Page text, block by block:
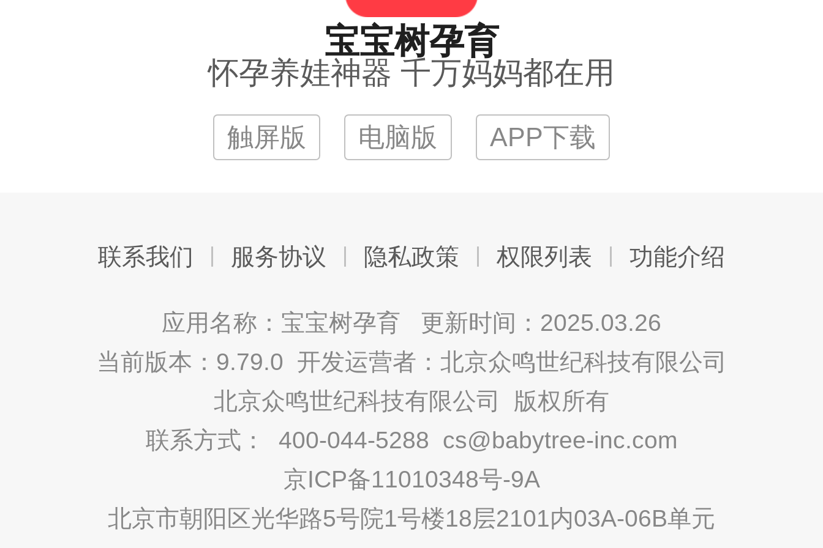
宝宝树孕育
怀孕养娃神器 千万妈妈都在用
触屏版 电脑版 APP下载
联系我们 服务协议 隐私政策 权限列表 功能介绍
应用名称：宝宝树孕育 更新时间：2025.03.26
当前版本：9.79.0 开发运营者：北京众鸣世纪科技有限公司
北京众鸣世纪科技有限公司 版权所有
联系方式： 400-044-5288 cs@babytree-inc.com
京ICP备11010348号-9A
北京市朝阳区光华路5号院1号楼18层2101内03A-06B单元